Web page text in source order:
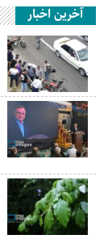
آخرین اخبار